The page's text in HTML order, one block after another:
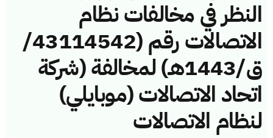
النظر في مخالفات نظام
الاتصالات رقم (43114542/
ق/1443هـ) لمخالفة (شركة
اتحاد الاتصالات (موبايلي)
لنظام الاتصالات